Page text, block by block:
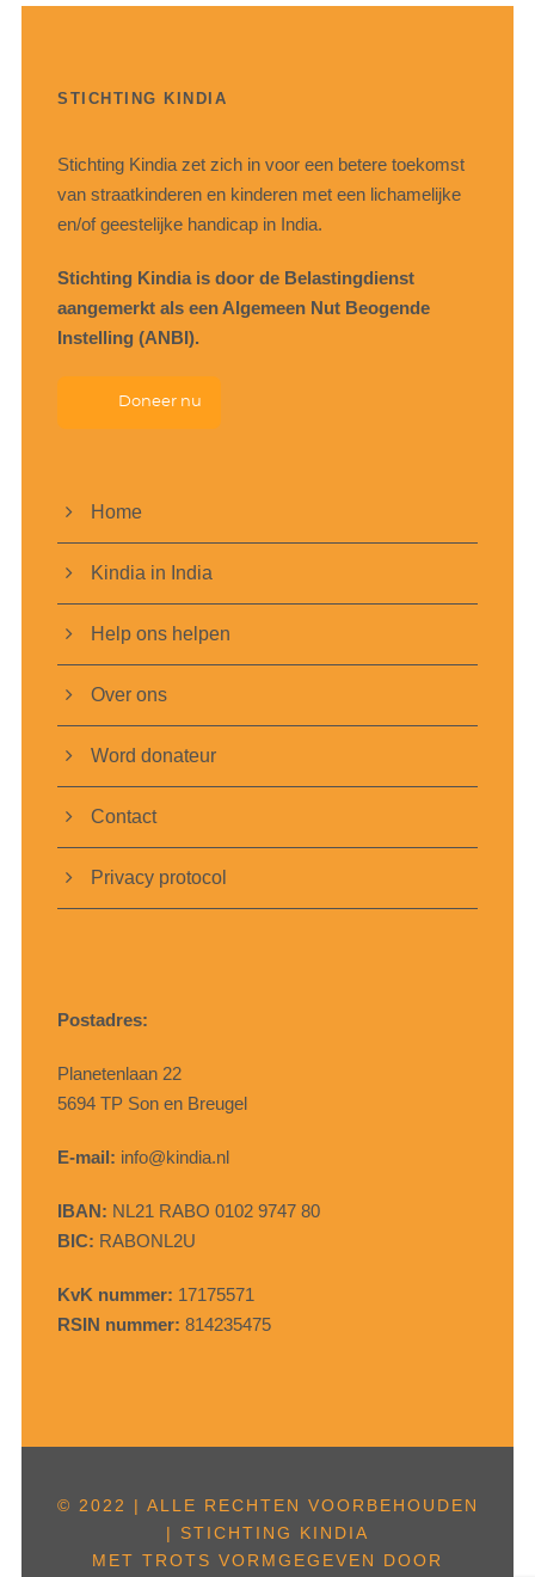
STICHTING KINDIA
Stichting Kindia zet zich in voor een betere toekomst
van straatkinderen en kinderen met een lichamelijke
en/of geestelijke handicap in India.
Stichting Kindia is door de Belastingdienst
aangemerkt als een Algemeen Nut Beogende
Instelling (ANBI).
Doneer nu
Home
Kindia in India
Help ons helpen
Over ons
Word donateur
Contact
Privacy protocol
Postadres:
Planetenlaan 22
5694 TP Son en Breugel
E-mail: info@kindia.nl
IBAN: NL21 RABO 0102 9747 80
BIC: RABONL2U
KvK nummer: 17175571
RSIN nummer: 814235475
© 2022 | ALLE RECHTEN VOORBEHOUDEN
| STICHTING KINDIA
MET TROTS VORMGEGEVEN DOOR